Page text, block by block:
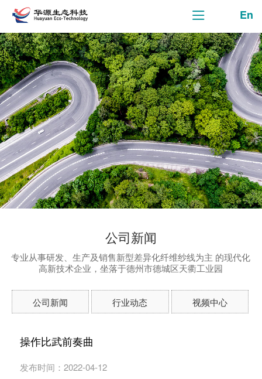
En
公司新闻
专业从事研发、生产及销售新型差异化纤维纱线为主 的现代化
高新技术企业，坐落于德州市德城区天衢工业园
公司新闻 行业动态 视频中心
操作比武前奏曲
发布时间：2022-04-12